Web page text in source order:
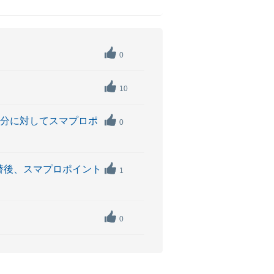
0
10
に対してスマプロポ 0
、スマプロポイント 1
0